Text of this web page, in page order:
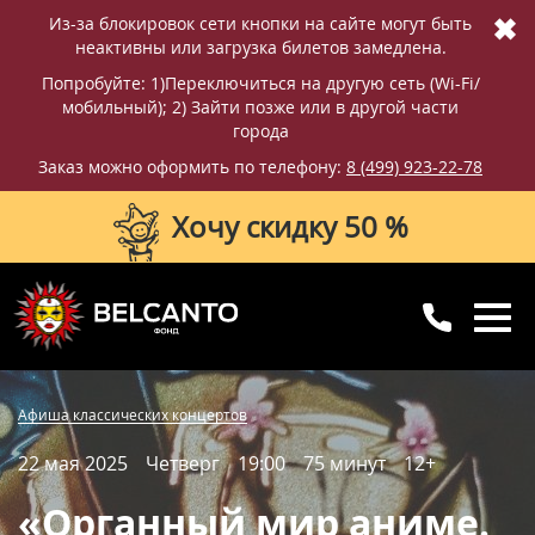
Из-за блокировок сети кнопки на сайте могут быть
неактивны или загрузка билетов замедлена.
Попробуйте: 1)Переключиться на другую сеть (Wi-Fi/
мобильный); 2) Зайти позже или в другой части
города
Заказ можно оформить по телефону: 8 (499) 923-22-78
✖
Хочу скидку 50 %
8 (499) 923-22-78
с 10:00 до 20:00
8 (800) 770-09-71
для регионов
Купить билет Фотографии Отзывы
Вопросы и ответы Схема зала
Афиша классических концертов
22 мая 2025 Четверг 19:00 75 минут 12+
«Органный мир аниме.